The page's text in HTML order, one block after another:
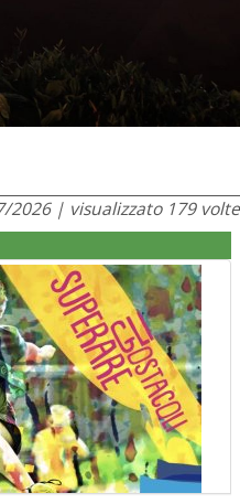
2026 | visualizzato 179 volte